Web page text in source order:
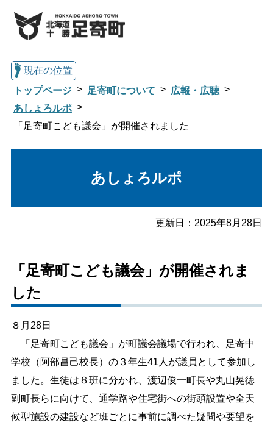
総合トップへ戻る
くらし・行政情報トップ
暮らし・手続き
しごと・産業
文字サイズ
標準 拡大
色合い
白 黒 黄 青
現在の位置
トップページ
足寄町について
広報・広聴
あしょろルポ
「足寄町こども議会」が開催されました
あしょろルポ
更新日： 2025年8月28日
「足寄町こども議会」が開催されま
した
８月28日
「足寄町こども議会」が町議会議場で行われ、足寄中
学校（阿部昌己校長）の３年生41人が議員として参加し
ました。生徒は８班に分かれ、渡辺俊一町長や丸山晃徳
副町長らに向けて、通学路や住宅街への街頭設置や全天
候型施設の建設など班ごとに事前に調べた疑問や要望を